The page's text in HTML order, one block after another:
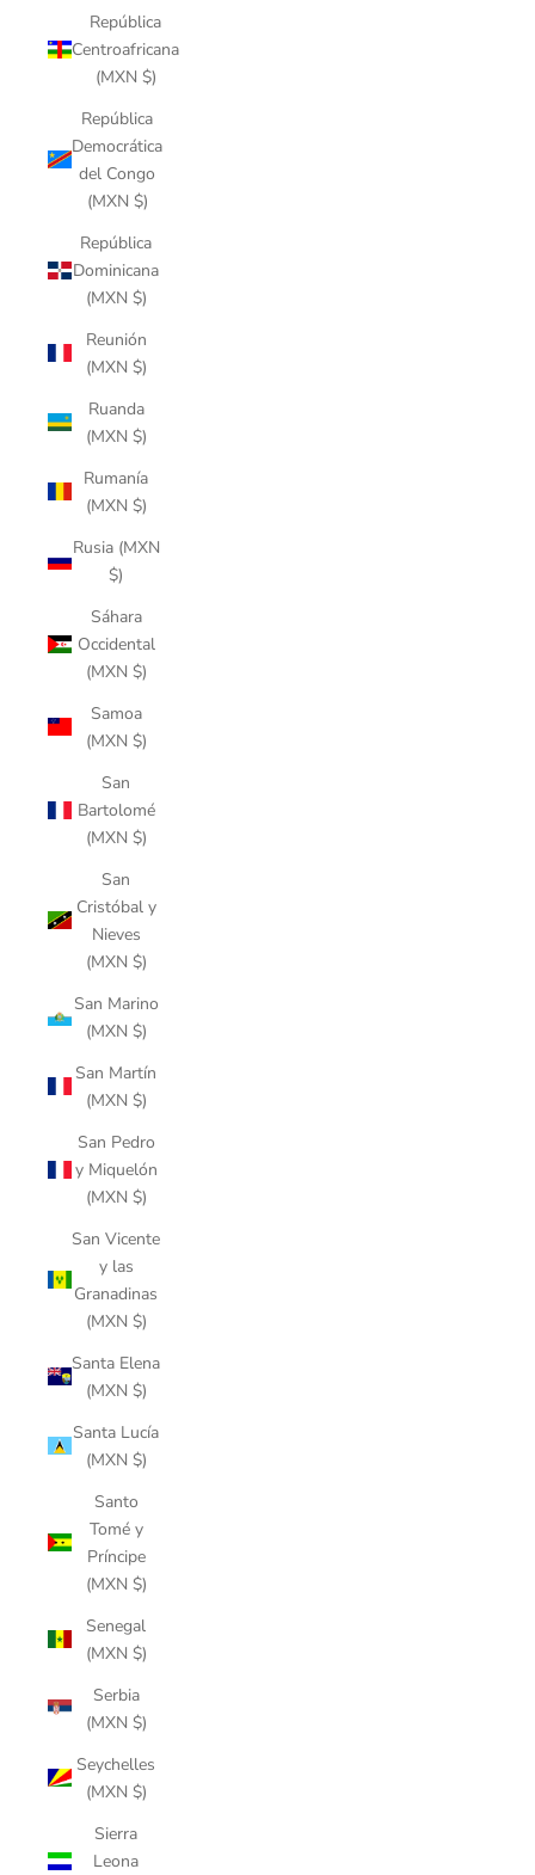
República
Centroafricana
(MXN $)
República
Democrática
del Congo
(MXN $)
República
Dominicana
(MXN $)
Reunión
(MXN $)
Ruanda
(MXN $)
Rumanía
(MXN $)
Rusia (MXN
$)
Sáhara
Occidental
(MXN $)
Samoa
(MXN $)
San
Bartolomé
(MXN $)
San
Cristóbal y
Nieves
(MXN $)
San Marino
(MXN $)
San Martín
(MXN $)
San Pedro
y Miquelón
(MXN $)
San Vicente
y las
Granadinas
(MXN $)
Santa Elena
(MXN $)
Santa Lucía
(MXN $)
Santo
Tomé y
Príncipe
(MXN $)
Senegal
(MXN $)
Serbia
(MXN $)
Seychelles
(MXN $)
Sierra
Leona